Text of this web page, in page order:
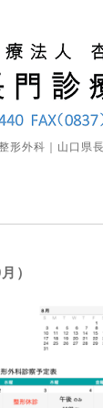
外科｜山口県長
）